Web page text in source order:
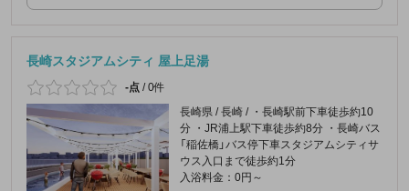
長崎スタジアムシティ 屋上足湯
-点 /0件
長崎県 / 長崎 / ・長崎駅前下車徒歩約10
分 ・JR浦上駅下車徒歩約8分 ・長崎バス
「稲佐橋」バス停下車スタジアムシティサ
ウス入口まで徒歩約1分
入浴料金：0円～